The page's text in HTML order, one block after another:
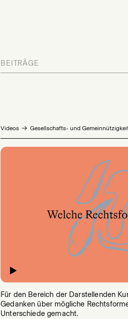
BEITRÄGE
Videos Gesellschafts- und
Für den Bereich der Darstellenden
Gedanken über mögliche
Unterschiede gemacht.